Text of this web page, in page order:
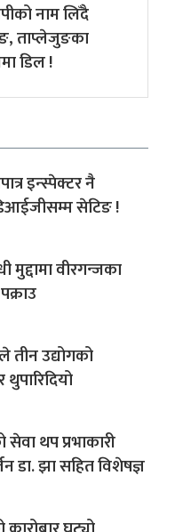
नाम लिँदै
ताप्लेजुङका
डिल !
इन्स्पेक्टर नै
सेटिङ !
मुद्दामा वीरगन्जका
तीन उद्योगको
थुपारिदियो
थप प्रभाकारी
डा. झा सहित विशेषज्ञ